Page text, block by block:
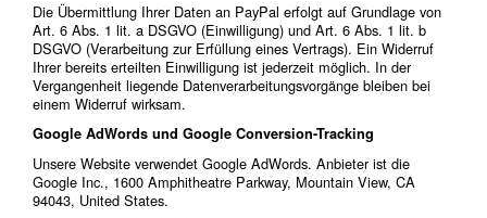
Die Übermittlung Ihrer Daten an PayPal erfolgt auf Grundlage von
Art. 6 Abs. 1 lit. a DSGVO (Einwilligung) und Art. 6 Abs. 1 lit. b
DSGVO (Verarbeitung zur Erfüllung eines Vertrags). Ein Widerruf
Ihrer bereits erteilten Einwilligung ist jederzeit möglich. In der
Vergangenheit liegende Datenverarbeitungsvorgänge bleiben bei
einem Widerruf wirksam.
Google AdWords und Google Conversion-Tracking
Unsere Website verwendet Google AdWords. Anbieter ist die
Google Inc., 1600 Amphitheatre Parkway, Mountain View, CA
94043, United States.